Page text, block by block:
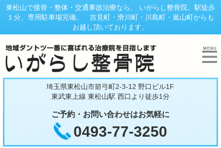
東松山で接骨・整体・交通事故治療なら、 いがらし整骨院。駅徒歩
１分、専用駐車場完備。 吉見町・滑川町・川島町・嵐山町からも
お越し頂いております。
埼玉県東松山市箭弓町2-3-12 野口ビル1F
東武東上線 東松山駅 西口より徒歩1分
ご予約・お問い合わせはお気軽に
0493-77-3250